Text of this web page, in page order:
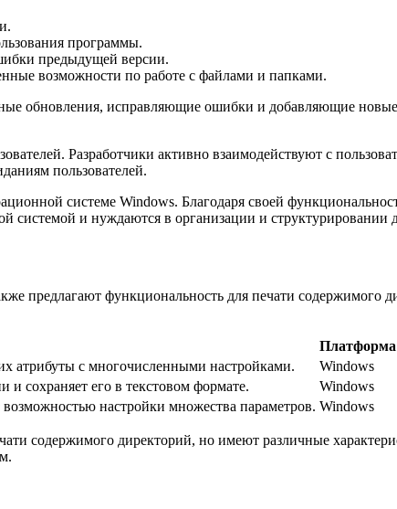
программы.
предыдущей версии.
возможности по работе с файлами и папками.
обновления, исправляющие ошибки и добавляющие
Разработчики активно взаимодействуют с
пользователей.
системе Windows. Благодаря своей
системой и нуждаются в организации и структурировании
предлагают функциональность для печати содержимого
Платформа
атрибуты с многочисленными настройками.
Windows
и сохраняет его в текстовом формате.
Windows
настройки множества параметров. Windows
содержимого директорий, но имеют различные